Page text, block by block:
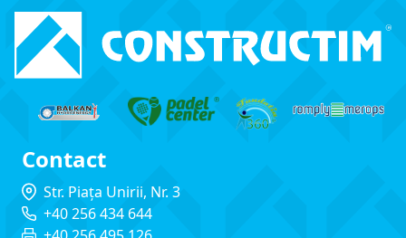
Contact
Str. Piața Unirii, Nr. 3
+40 256 434 644